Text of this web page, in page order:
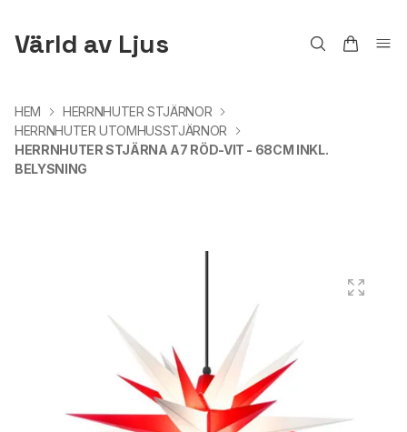
Värld av Ljus
HEM
HERRNHUTER STJÄRNOR
HERRNHUTER UTOMHUSSTJÄRNOR
HERRNHUTER STJÄRNA A7 RÖD-VIT - 68CM INKL.
BELYSNING